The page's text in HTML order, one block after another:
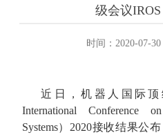
级会议
时间：2020-07-30
近日，机器人国际顶
International Conference
Systems） 2020接收结果公